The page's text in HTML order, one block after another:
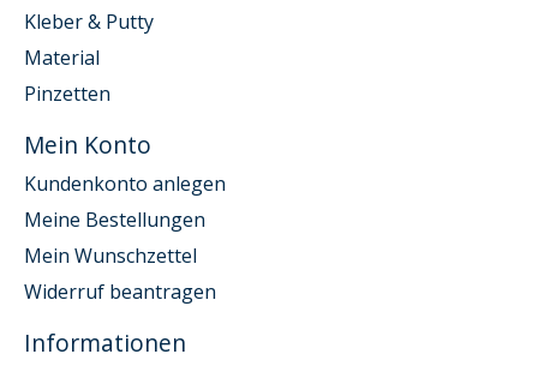
Kleber & Putty
Material
Pinzetten
Mein Konto
Kundenkonto anlegen
Meine Bestellungen
Mein Wunschzettel
Widerruf beantragen
Informationen